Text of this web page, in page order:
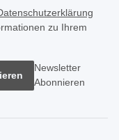
zu Ihrem
Newsletter
Abonnieren